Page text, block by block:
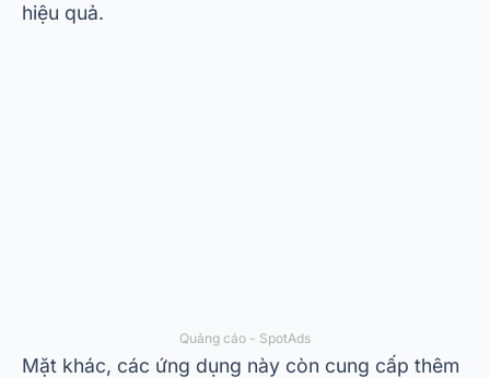
hiệu quả.
Quảng cáo - SpotAds
Mặt khác, các ứng dụng này còn cung cấp thêm